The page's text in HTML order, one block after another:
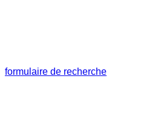
formulaire de recherche